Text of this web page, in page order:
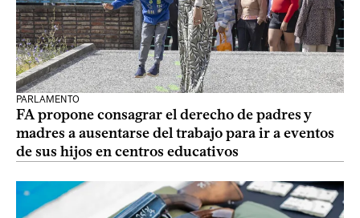
PARLAMENTO
FA propone consagrar el derecho de padres y
madres a ausentarse del trabajo para ir a eventos
de sus hijos en centros educativos